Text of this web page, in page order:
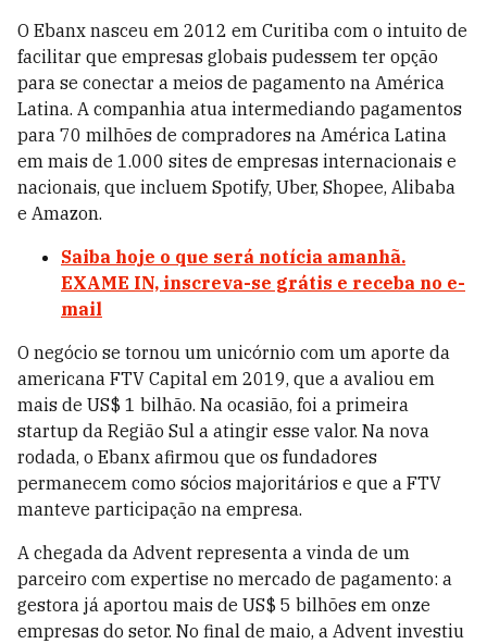
O Ebanx nasceu em 2012 em Curitiba com o intuito de
facilitar que empresas globais pudessem ter opção
para se conectar a meios de pagamento na América
Latina. A companhia atua intermediando pagamentos
para 70 milhões de compradores na América Latina
em mais de 1.000 sites de empresas internacionais e
nacionais, que incluem Spotify, Uber, Shopee, Alibaba
e Amazon.
Saiba hoje o que será notícia amanhã.
EXAME IN, inscreva-se grátis e receba no e-
mail
O negócio se tornou um unicórnio com um aporte da
americana FTV Capital em 2019, que a avaliou em
mais de US$ 1 bilhão. Na ocasião, foi a primeira
startup da Região Sul a atingir esse valor. Na nova
rodada, o Ebanx afirmou que os fundadores
permanecem como sócios majoritários e que a FTV
manteve participação na empresa.
A chegada da Advent representa a vinda de um
parceiro com expertise no mercado de pagamento: a
gestora já aportou mais de US$ 5 bilhões em onze
empresas do setor. No final de maio, a Advent investiu